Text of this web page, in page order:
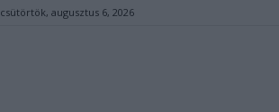
csütörtök, augusztus 6, 2026